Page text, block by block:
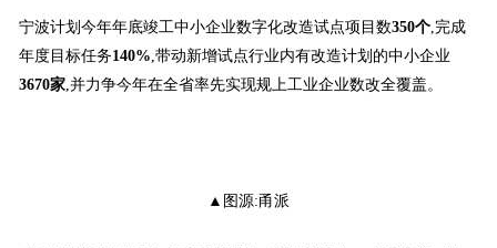
宁波计划今年年底竣工中小企业数字化改造试点项目数350个,完成
年度目标任务140%,带动新增试点行业内有改造计划的中小企业
3670家,并力争今年在全省率先实现规上工业企业数改全覆盖。
▲图源:甬派